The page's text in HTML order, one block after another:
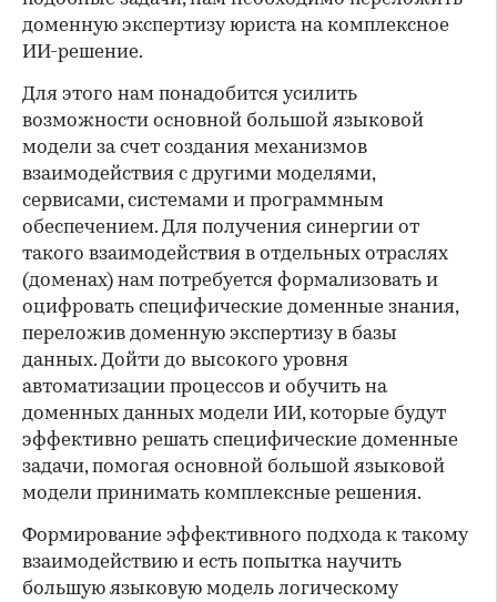
доменную экспертизу юриста на комплексное
ИИ-решение.
Для этого нам понадобится усилить
возможности основной большой языковой
модели за счет создания механизмов
взаимодействия с другими моделями,
сервисами, системами и программным
обеспечением. Для получения синергии от
такого взаимодействия в отдельных отраслях
(доменах) нам потребуется формализовать и
оцифровать специфические доменные знания,
переложив доменную экспертизу в базы
данных. Дойти до высокого уровня
автоматизации процессов и обучить на
доменных данных модели ИИ, которые будут
эффективно решать специфические доменные
задачи, помогая основной большой языковой
модели принимать комплексные решения.
Формирование эффективного подхода к такому
взаимодействию и есть попытка научить
большую языковую модель логическому